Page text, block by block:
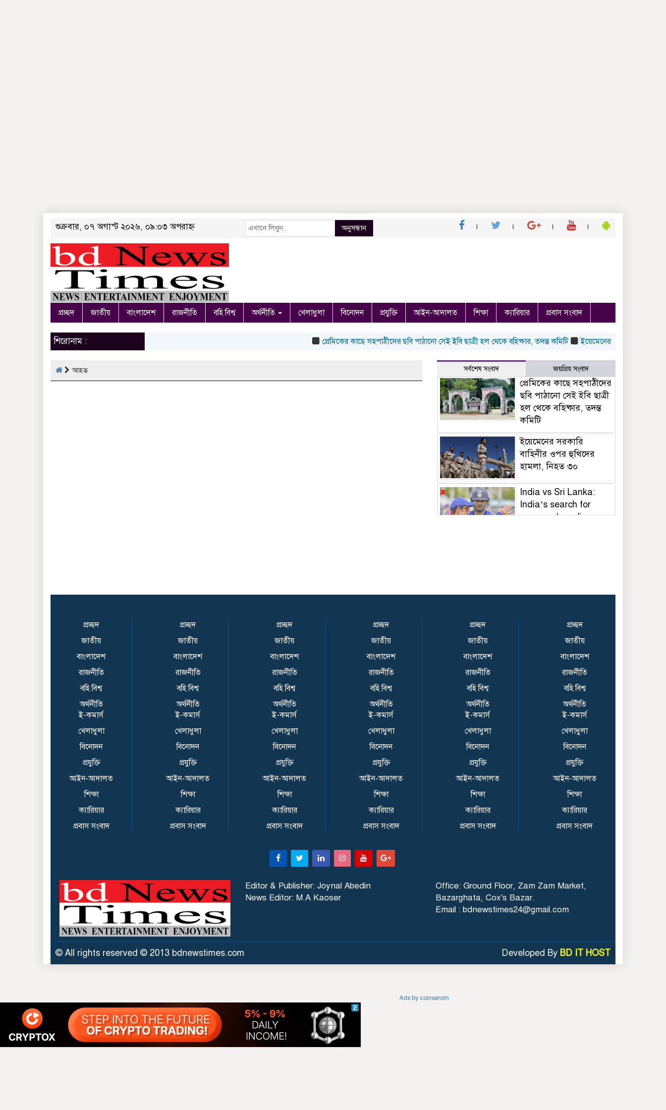
শুক্রবার, ০৭ অগাস্ট ২০২৬, ০৯:০৩ অপরাহ্ন অনুসন্ধান
প্রচ্ছদ জাতীয় বাংলাদেশ রাজনীতি বহি বিশ্ব অর্থনীতি খেলাধুলা বিনোদন প্রযুক্তি আইন-আদালত শিক্ষা ক্যারিয়ার প্রবাস সংবাদ
শিরোনাম : প্রেমিকের কাছে সহপাঠীদের ছবি পাঠানো সেই ইবি ছাত্রী হল থেকে বহিষ্কার, তদন্ত কমিটি ইয়েমেনের সরকারি বাহিনীর
আহত সর্বশেষ সংবাদ জয়প্রিয় সংবাদ
প্রেমিকের কাছে সহপাঠীদের
ছবি পাঠানো সেই ইবি ছাত্রী
হল থেকে বহিষ্কার, তদন্ত
কমিটি
ইয়েমেনের সরকারি
বাহিনীর ওপর হুথিদের
হামলা, নিহত ৩০
India vs Sri Lanka:
India’s search for
answers to rediscover
Bollywood News
ভুল স্বীকার করে দেয়ালের
লেখা মুছল ছাত্রদল,
সাধুবাদ শিবির-সমন্বয়ক-
বিটিসি আয়োজিত
বাংলাদেশ ক্রিকেট লিগ (বি
টিএল)ফায়নাল খেলা
হোয়াটসঅ্যাপ কল রেকর্ডের
সঠিক পদ্ধতি
কালিয়াকৈরে বিডি ক্লিনের
একপাশে ময়লার স্কোপ
শিশুর মৃত্যু
প্রচ্ছদ
জাতীয়
বাংলাদেশ
রাজনীতি
বহি বিশ্ব
অর্থনীতি
ই-কমার্স
খেলাধুলা
বিনোদন
প্রযুক্তি
আইন-আদালত
শিক্ষা
ক্যারিয়ার
প্রবাস সংবাদ
প্রচ্ছদ
জাতীয়
বাংলাদেশ
রাজনীতি
বহি বিশ্ব
অর্থনীতি
ই-কমার্স
খেলাধুলা
বিনোদন
প্রযুক্তি
আইন-আদালত
শিক্ষা
ক্যারিয়ার
প্রবাস সংবাদ
প্রচ্ছদ
জাতীয়
বাংলাদেশ
রাজনীতি
বহি বিশ্ব
অর্থনীতি
ই-কমার্স
খেলাধুলা
বিনোদন
প্রযুক্তি
আইন-আদালত
শিক্ষা
ক্যারিয়ার
প্রবাস সংবাদ
প্রচ্ছদ
জাতীয়
বাংলাদেশ
রাজনীতি
বহি বিশ্ব
অর্থনীতি
ই-কমার্স
খেলাধুলা
বিনোদন
প্রযুক্তি
আইন-আদালত
শিক্ষা
ক্যারিয়ার
প্রবাস সংবাদ
প্রচ্ছদ
জাতীয়
বাংলাদেশ
রাজনীতি
বহি বিশ্ব
অর্থনীতি
ই-কমার্স
খেলাধুলা
বিনোদন
প্রযুক্তি
আইন-আদালত
শিক্ষা
ক্যারিয়ার
প্রবাস সংবাদ
প্রচ্ছদ
জাতীয়
বাংলাদেশ
রাজনীতি
বহি বিশ্ব
অর্থনীতি
ই-কমার্স
খেলাধুলা
বিনোদন
প্রযুক্তি
আইন-আদালত
শিক্ষা
ক্যারিয়ার
প্রবাস সংবাদ
Editor & Publisher: Joynal Abedin
News Editor: M.A Kaoser
Office: Ground Floor, Zam Zam Market,
Bazarghata, Cox's Bazar.
Email : bdnewstimes24@gmail.com
© All rights reserved © 2013 bdnewstimes.com Developed By BD IT HOST
Ads by coinserom